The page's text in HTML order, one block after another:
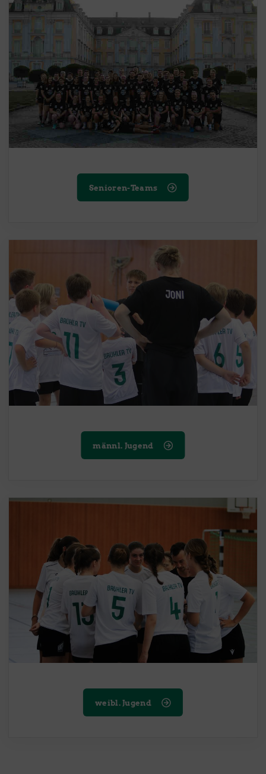
Senioren-Teams
männl. Jugend
weibl. Jugend